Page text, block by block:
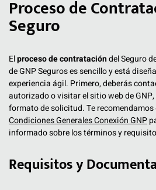
Proceso de
Seguro
Elproceso de contratacióndel Seguro
de GNP Seguros es sencillo y está
experiencia ágil. Primero, deberás
autorizado o visitar el sitio web de
formato de solicitud. Te recomendamos
Condiciones Generales Conexión GNP
informado sobre los términos y
Requisitos y